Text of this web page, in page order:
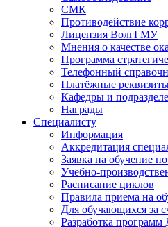
СМК
Противодействие
Лицензия ВолгГМУ
Мнения о качестве
Программа
Телефонный
Платёжные реквизиты
Кафедры и
Награды
Специалисту
Информация
Аккредитация
Заявка на обучение
Учебно-
Расписание циклов
Правила приема на
Для обучающихся за
Разработка